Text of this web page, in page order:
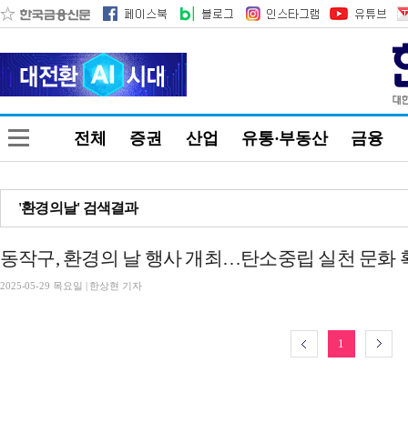
전체 증권 산업 유통·부동산 금융
'환경의날' 검색결과
동작구, 환경의 날 행사 개최…탄소중립 실천 문화
2025-05-29 목요일 | 한상현 기자
1